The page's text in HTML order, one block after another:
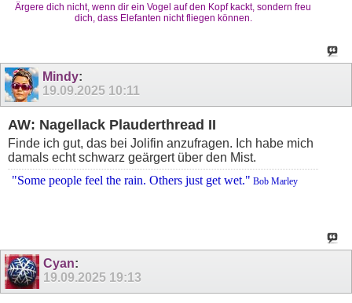
Ärgere dich nicht, wenn dir ein Vogel auf den Kopf kackt, sondern freu
dich, dass Elefanten nicht fliegen können.
Mindy:
19.09.2025 10:11
AW: Nagellack Plauderthread II
Finde ich gut, das bei Jolifin anzufragen. Ich habe mich
damals echt schwarz geärgert über den Mist.
"Some people feel the rain. Others just get wet." Bob Marley
Cyan:
19.09.2025 19:13